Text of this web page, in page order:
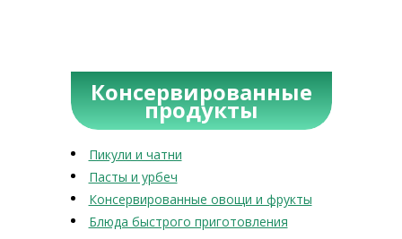
Консервированные
продукты
Пикули и чатни
Пасты и урбеч
Консервированные овощи и фрукты
Блюда быстрого приготовления